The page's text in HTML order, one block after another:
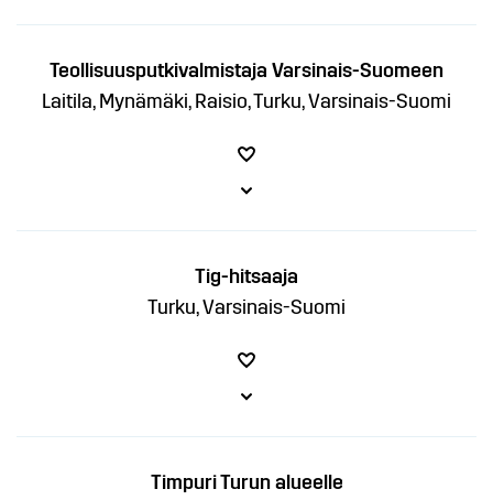
Teollisuusputkivalmistaja Varsinais-Suomeen
Laitila, Mynämäki, Raisio, Turku, Varsinais-Suomi
Tig-hitsaaja
Turku, Varsinais-Suomi
Timpuri Turun alueelle